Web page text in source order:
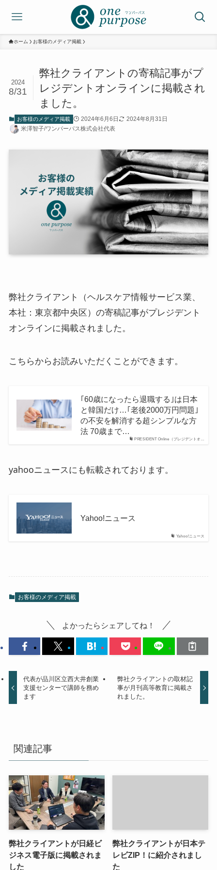
ホーム お客様のメディア掲載
弊社クライアントの寄稿記事がプ
レジデントオンラインに掲載され
ました。
2024
8/31
お客様のメディア掲載 2024年6月6日
2024年8月31日
米澤智子/ワンパーパス株式会社代表
弊社クライアント（ヘルスケア情報サービス業、
本社：東京都中央区）の寄稿記事がプレジデント
オンラインに掲載されました。
こちらからお読みいただくことができます。
PRESIDENT Online（プレジデントオ…
｢60歳になったら退職する｣は日本
と韓国だけ…｢老後2000万円問題｣
の不安を解消する超シンプルな方
法 70歳まで…
yahooニュースにも転載されております。
Yahoo!ニュース
Yahoo!ニュース
お客様のメディア掲載
よかったらシェアしてね！
代表が品川区立西大井創業
支援センターで講師を務め
ます
弊社クライアントの取材記
事が月刊高等教育に掲載さ
れました。
関連記事
弊社クライアントが日経ビ
ジネス電子版に掲載されま
した
弊社クライアントが日本テ
レビZIP！に紹介されまし
た